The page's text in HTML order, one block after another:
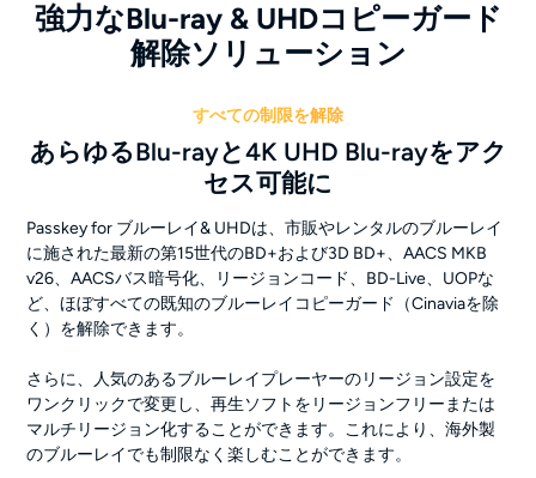
強力なBlu-ray & UHDコピーガード
解除ソリューション
すべての制限を解除
あらゆるBlu-rayと4K UHD Blu-rayをアク
セス可能に
Passkey for ブルーレイ& UHDは、市販やレンタルのブルーレイ
に施された最新の第15世代のBD+および3D BD+、AACS MKB
v26、AACSバス暗号化、リージョンコード、BD-Live、UOPな
ど、ほぼすべての既知のブルーレイコピーガード（Cinaviaを除
く）を解除できます。
さらに、人気のあるブルーレイプレーヤーのリージョン設定を
ワンクリックで変更し、再生ソフトをリージョンフリーまたは
マルチリージョン化することができます。これにより、海外製
のブルーレイでも制限なく楽しむことができます。